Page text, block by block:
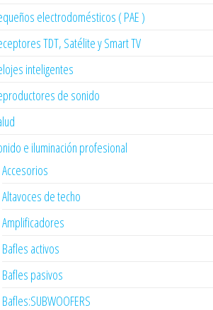
electrodomésticos ( PAE )
TDT, Satélite y Smart TV
inteligentes
de sonido
e iluminación profesional
Accesorios
Altavoces de techo
Amplificadores
Bafles activos
Bafles pasivos
Bafles:SUBWOOFERS